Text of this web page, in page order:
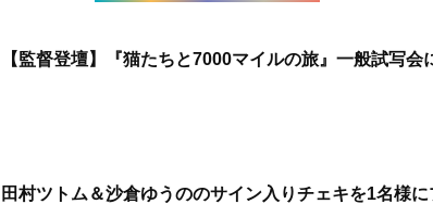
【監督登壇】『猫たちと7000マイルの旅』一般試写会
田村ツトム＆沙倉ゆうののサイン入りチェキを1名様